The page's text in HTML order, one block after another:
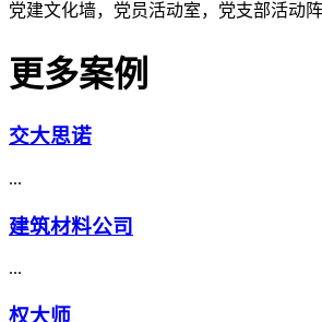
党建文化墙，党员活动室，党支部活动
更多案例
交大思诺
...
建筑材料公司
...
权大师